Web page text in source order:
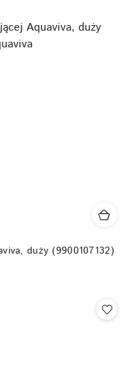
duży (9900107132)